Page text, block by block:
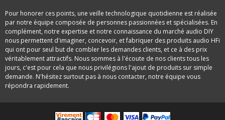
Pour honorer ces points, une veille technologique quotidienne est réalisée
par notre équipe composée de personnes passionnées et spécialisées. En
complément, notre expertise et notre connaissance du marché audio DIY
nous permettent d'imaginer, concevoir, et fabriquer des produits audio HFi
qui ont pour seul but de combler les demandes clients, et ce à des prix
véritablement attractifs. Nous sommes à l'écoute de nos clients tous les
jours, c'est pour cela que nous privilégions l'ajout de produits sur simple
demande. N'hésitez surtout pas à nous contacter, notre équipe vous
répondra rapidement.